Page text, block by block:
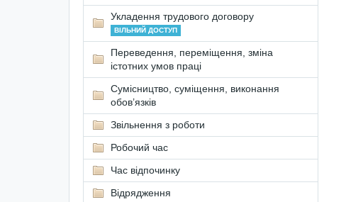
Укладення трудового договору
ВІЛЬНИЙ ДОСТУП
Переведення, переміщення, зміна
істотних умов праці
Сумісництво, суміщення, виконання
обов’язків
Звільнення з роботи
Робочий час
Час відпочинку
Відрядження